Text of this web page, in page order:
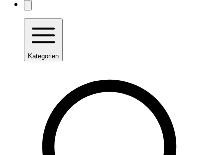
Kategorien